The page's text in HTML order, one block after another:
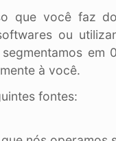
que você faz
ou
em
à você.
fontes: